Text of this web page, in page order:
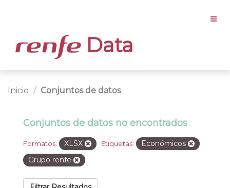
Data
Inicio Conjuntos de datos
Conjuntos de datos no encontrados
Formatos: XLSX Etiquetas:
Económicos
Grupo renfe